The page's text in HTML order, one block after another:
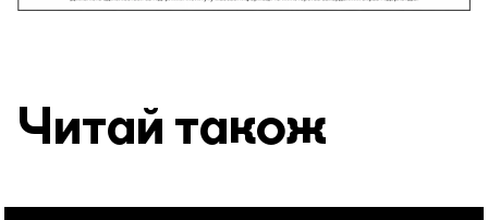
Читай також